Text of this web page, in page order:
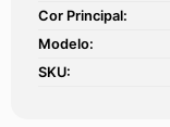
Cor Principal:
Modelo:
SKU: